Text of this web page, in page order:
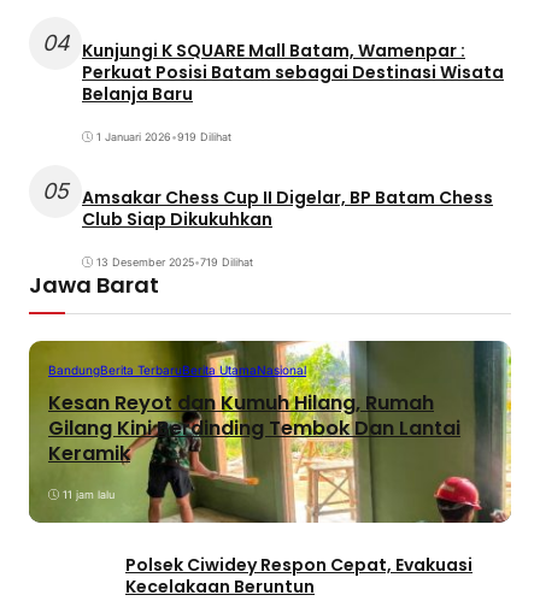
04 Kunjungi K SQUARE Mall Batam, Wamenpar :
Perkuat Posisi Batam sebagai Destinasi Wisata
Belanja Baru
1 Januari 2026•919 Dilihat
05 Amsakar Chess Cup II Digelar, BP Batam Chess
Club Siap Dikukuhkan
13 Desember 2025•719 Dilihat
Jawa Barat
BandungBerita TerbaruBerita UtamaNasional
Kesan Reyot dan Kumuh Hilang, Rumah
Gilang Kini Berdinding Tembok Dan Lantai
Keramik
11 jam lalu
Polsek Ciwidey Respon Cepat, Evakuasi
Kecelakaan Beruntun